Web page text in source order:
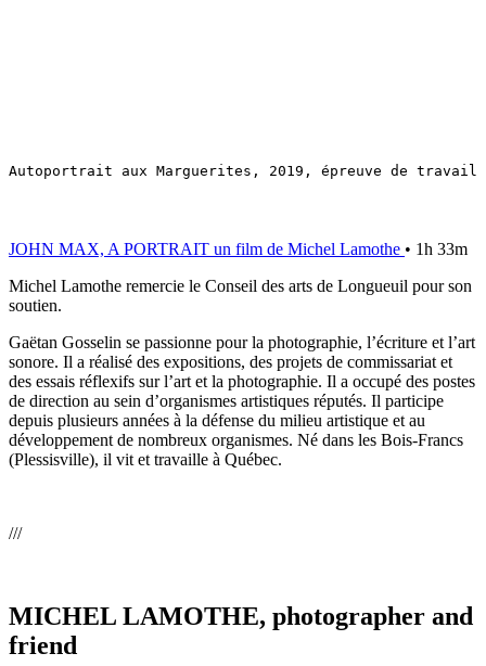
Autoportrait aux Marguerites, 2019, épreuve de travail
JOHN MAX, A PORTRAIT un film de Michel Lamothe • 1h 33m
Michel Lamothe remercie le Conseil des arts de Longueuil pour son
soutien.
Gaëtan Gosselin se passionne pour la photographie, l’écriture et l’art
sonore. Il a réalisé des expositions, des projets de commissariat et
des essais réflexifs sur l’art et la photographie. Il a occupé des postes
de direction au sein d’organismes artistiques réputés. Il participe
depuis plusieurs années à la défense du milieu artistique et au
développement de nombreux organismes. Né dans les Bois-Francs
(Plessisville), il vit et travaille à Québec.
///
MICHEL LAMOTHE, photographer and
friend